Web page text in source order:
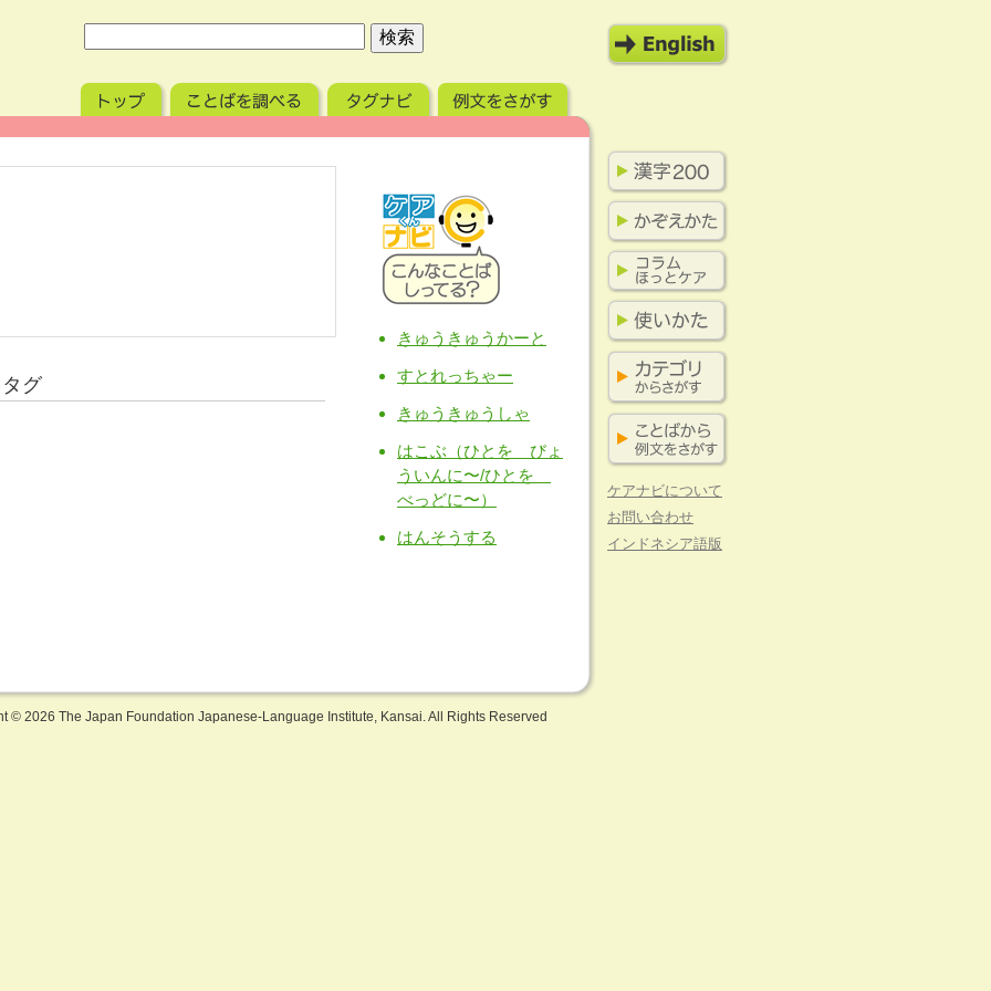
グ
きゅうきゅうかーと
すとれっちゃー
きゅうきゅうしゃ
はこぶ（ひとを びょ
ういんに〜/ひとを
べっどに〜）
はんそうする
ケアナビについて
お問い合わせ
インドネシア語版
© 2026 The Japan Foundation Japanese-Language Institute, Kansai. All Rights Reserved